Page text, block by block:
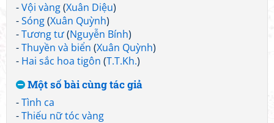
-Vội vàng(Xuân Diệu)
-Sóng(Xuân Quỳnh)
-Tương tư(Nguyễn Bính)
-Thuyền và biển (Xuân Quỳnh)
- Hai sắc hoa tigôn (T.T.Kh.)
Một số bài cùng tác giả
-Tình ca
-Thiếu nữ tóc vàng